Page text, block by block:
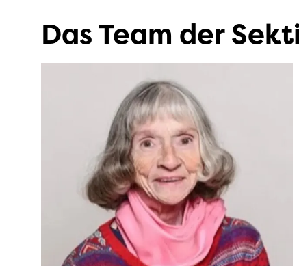
Das Team der